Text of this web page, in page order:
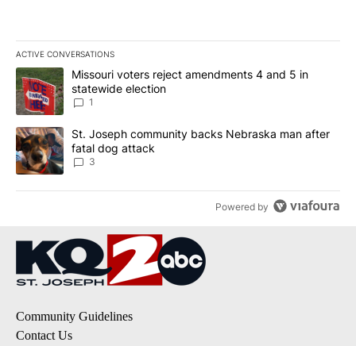
ACTIVE CONVERSATIONS
The following is a list of the most commented articles in the last
A trending article titled "Missouri voters reject amendments 4
Missouri voters reject amendments 4 and 5 in
statewide election
1
A trending article titled "St. Joseph community backs
St. Joseph community backs Nebraska man after
fatal dog attack
3
Powered by
Community Guidelines
Contact Us